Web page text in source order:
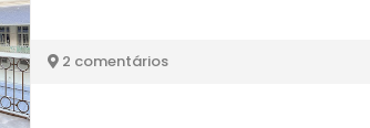
2 comentários